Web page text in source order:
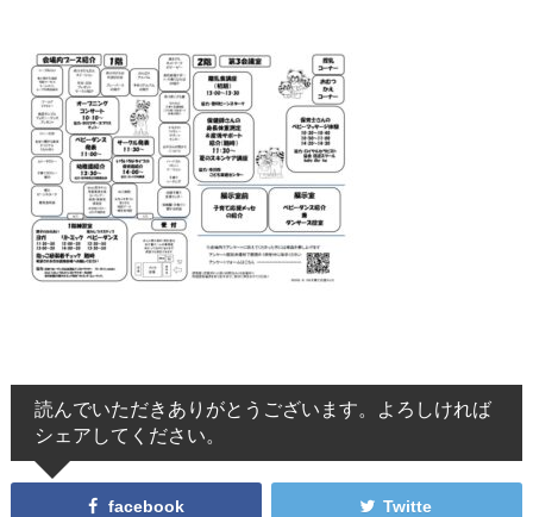
読んでいただきありがとうございます。よろしければ
シェアしてください。
facebook Twitte